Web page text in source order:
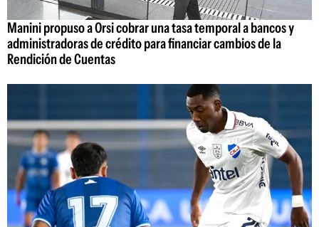
Manini propuso a Orsi cobrar una tasa temporal a bancos y
administradoras de crédito para financiar cambios de la
Rendición de Cuentas